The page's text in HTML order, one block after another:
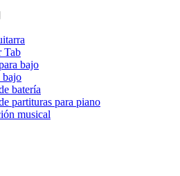
Tab
bajo
bajo
batería
partituras para piano
musical